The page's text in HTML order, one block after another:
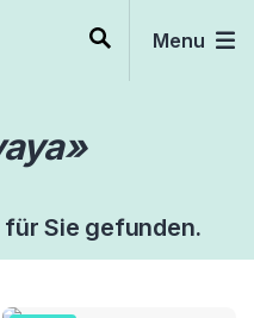
Menu
Sie gefunden.